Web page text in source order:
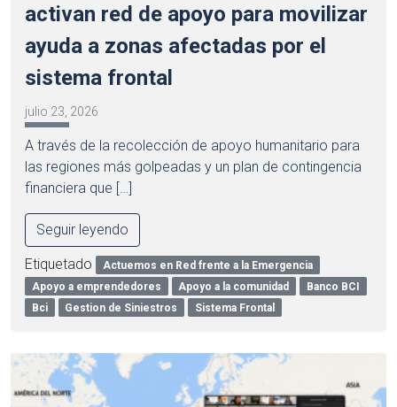
activan red de apoyo para movilizar
ayuda a zonas afectadas por el
sistema frontal
julio 23, 2026
A través de la recolección de apoyo humanitario para
las regiones más golpeadas y un plan de contingencia
financiera que […]
Seguir leyendo
Etiquetado
Actuemos en Red frente a la Emergencia
Apoyo a emprendedores
Apoyo a la comunidad
Banco BCI
Bci
Gestion de Siniestros Sistema Frontal